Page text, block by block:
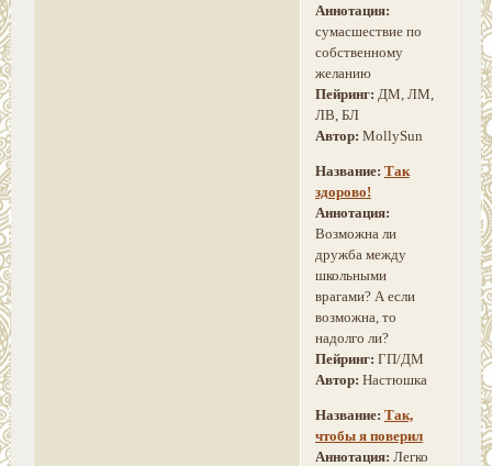
Аннотация:
сумасшествие по
собственному
желанию
Пейринг: ДМ, ЛМ,
ЛВ, БЛ
Автор: MollySun
Название: Так
здорово!
Аннотация:
Возможна ли
дружба между
школьными
врагами? А если
возможна, то
надолго ли?
Пейринг: ГП/ДМ
Автор: Настюшка
Название: Так,
чтобы я поверил
Аннотация: Легко